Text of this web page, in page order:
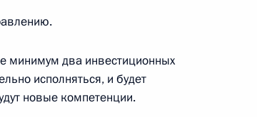
ресурсы
России
Правовая и
техническая
информация
минимум два инвестиционных
исполняться, и будет
новые компетенции.